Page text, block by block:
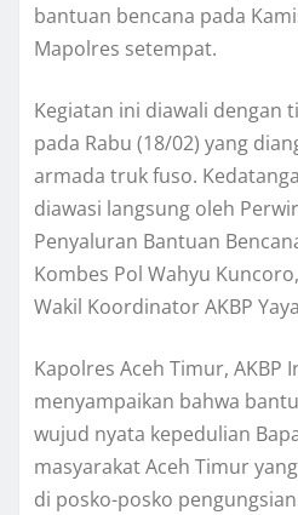
bantuan bencana pada
Mapolres setempat.
Kegiatan ini diawali dengan
pada Rabu (18/02) yang
armada truk fuso.
diawasi langsung oleh
Penyaluran Bantuan
Kombes Pol Wahyu
Wakil Koordinator AKBP
Kapolres Aceh Timur, AKBP
menyampaikan bahwa
wujud nyata kepedulian
masyarakat Aceh Timur
di posko-posko